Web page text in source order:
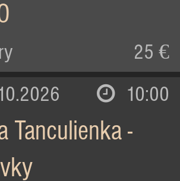
25 €
10:00
Tanculienka -